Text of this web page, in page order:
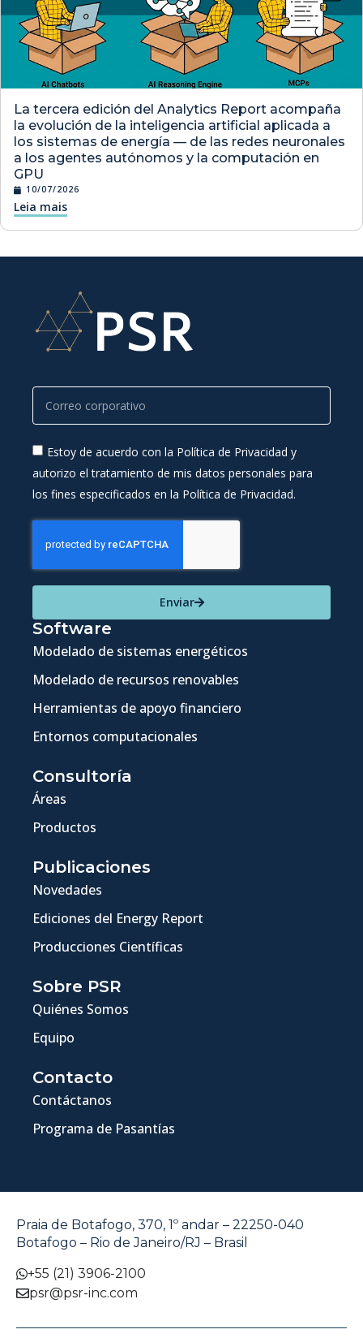
La tercera edición del Analytics Report acompaña
la evolución de la inteligencia artificial aplicada a
los sistemas de energía — de las redes neuronales
a los agentes autónomos y la computación en
GPU
10/07/2026
Leia mais
Estoy de acuerdo con la Política de Privacidad y
autorizo el tratamiento de mis datos personales para
los fines especificados en la Política de Privacidad.
Enviar
Software
Modelado de sistemas energéticos
Modelado de recursos renovables
Herramientas de apoyo financiero
Entornos computacionales
Consultoría
Áreas
Productos
Publicaciones
Novedades
Ediciones del Energy Report
Producciones Científicas
Sobre PSR
Quiénes Somos
Equipo
Contacto
Contáctanos
Programa de Pasantías
Praia de Botafogo, 370, 1º andar – 22250-040
Botafogo – Rio de Janeiro/RJ – Brasil
+55 (21) 3906-2100
psr@psr-inc.com